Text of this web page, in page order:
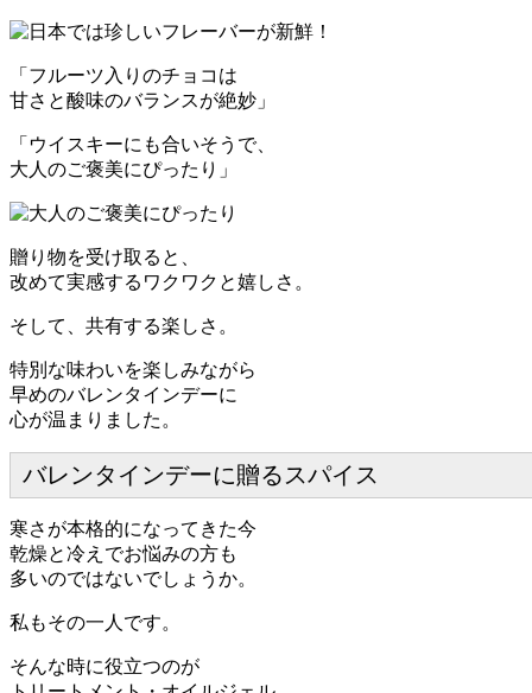
「フルーツ入りのチョコは
甘さと酸味のバランスが絶妙」
「ウイスキーにも合いそうで、
大人のご褒美にぴったり」
贈り物を受け取ると、
改めて実感するワクワクと嬉しさ。
そして、共有する楽しさ。
特別な味わいを楽しみながら
早めのバレンタインデーに
心が温まりました。
バレンタインデーに贈るスパイス
寒さが本格的になってきた今
乾燥と冷えでお悩みの方も
多いのではないでしょうか。
私もその一人です。
そんな時に役立つのが